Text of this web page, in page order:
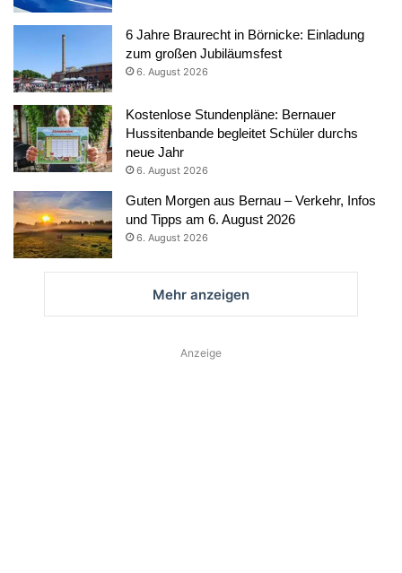
6 Jahre Braurecht in Börnicke: Einladung
zum großen Jubiläumsfest
6. August 2026
Kostenlose Stundenpläne: Bernauer
Hussitenbande begleitet Schüler durchs
neue Jahr
6. August 2026
Guten Morgen aus Bernau – Verkehr, Infos
und Tipps am 6. August 2026
6. August 2026
Mehr anzeigen
Anzeige